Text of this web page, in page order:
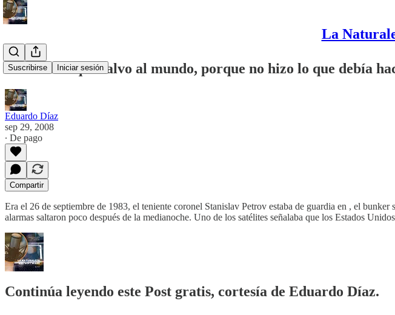
La
Suscribirse Iniciar sesión
El hombre que salvo al mundo, porque no hizo lo que debía
Eduardo Díaz
sep 29, 2008
∙ De pago
Compartir
Era el 26 de septiembre de 1983, el teniente coronel Stanislav Petrov estaba de guardia en , el
alarmas saltaron poco después de la medianoche. Uno de los satélites señalaba que los Estados
Continúa leyendo este Post gratis, cortesía de Eduardo Díaz.